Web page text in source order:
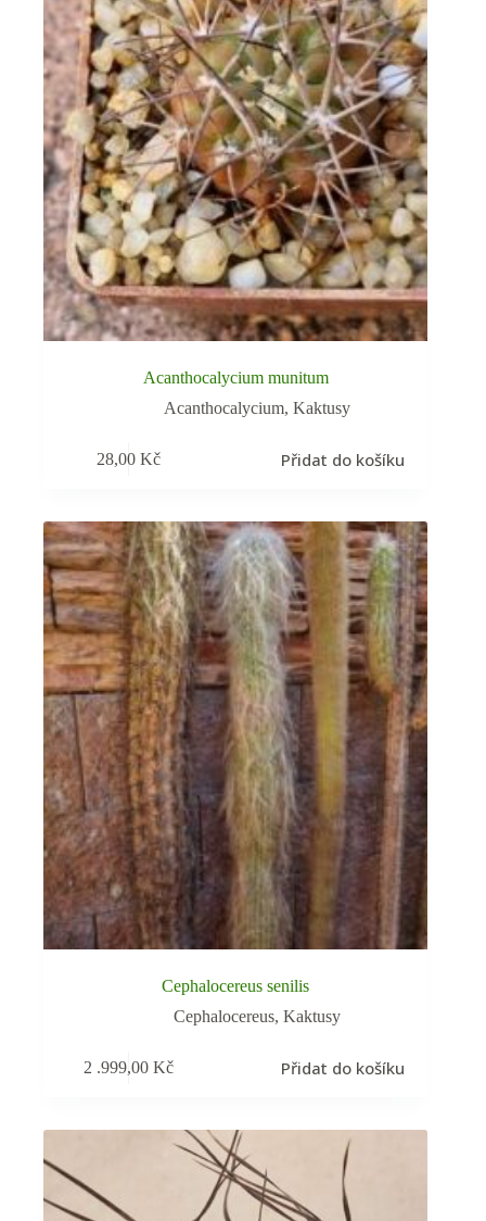
Acanthocalycium munitum
Acanthocalycium,Kaktusy
28,00Kč Přidat do košíku
Cephalocereus senilis
Cephalocereus,Kaktusy
2 .999,00Kč Přidat do košíku